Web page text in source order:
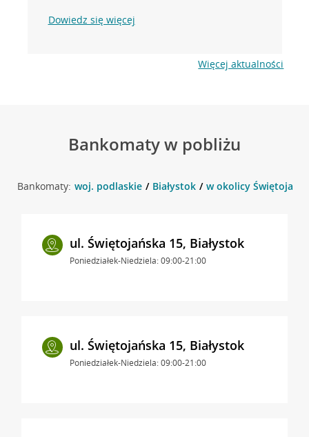
Dowiedz się więcej
Więcej aktualności
Bankomaty w pobliżu
Bankomaty: woj. podlaskie Białystok w okolicy
ul. Świętojańska 15, Białystok
Poniedziałek-Niedziela: 09:00-21:00
ul. Świętojańska 15, Białystok
Poniedziałek-Niedziela: 09:00-21:00